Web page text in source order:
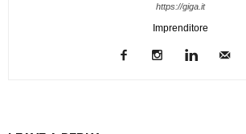
https://giga.it
Imprenditore